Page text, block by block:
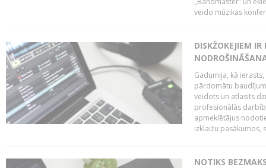
veido mūzikas
DISKŽOKEJIEM
Gadumija, kā
pārdomātu
veidots un atlasīts
profesionālās
apmeklētājus
izklaižu pasākumos,
NOTIKS